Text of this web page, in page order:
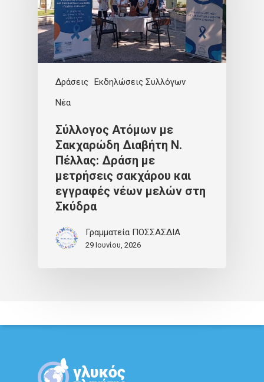
Δράσεις
Εκδηλώσεις Συλλόγων
Νέα
Σύλλογος Ατόμων με
Σακχαρώδη Διαβήτη Ν.
Πέλλας: Δράση με
μετρήσεις σακχάρου και
εγγραφές νέων μελών στη
Σκύδρα
Γραμματεία ΠΟΣΣΑΣΔΙΑ
29 Ιουνίου, 2026